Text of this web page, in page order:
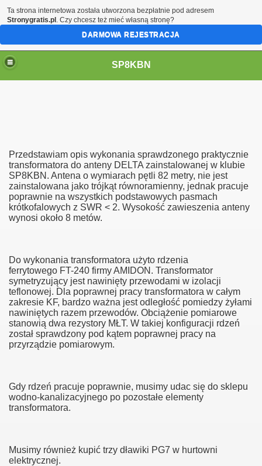
SP8KBN
Przedstawiam opis wykonania sprawdzonego praktycznie
transformatora do anteny DELTA zainstalowanej w klubie
SP8KBN. Antena o wymiarach pętli 82 metry, nie jest
zainstalowana jako trójkąt równoramienny, jednak pracuje
poprawnie na wszystkich podstawowych pasmach
krótkofalowych z SWR < 2. Wysokość zawieszenia anteny
wynosi około 8 metów.
Do wykonania transformatora użyto rdzenia
ferrytowego FT-240 firmy AMIDON. Transformator
symetryzujący jest nawinięty przewodami w izolacji
teflonowej. Dla poprawnej pracy transformatora w całym
zakresie KF, bardzo ważna jest odległość pomiedzy żyłami
nawiniętych razem przewodów. Obciążenie pomiarowe
stanowią dwa rezystory MŁT. W takiej konfiguracji rdzeń
został sprawdzony pod kątem poprawnej pracy na
przyrządzie pomiarowym.
Gdy rdzeń pracuje poprawnie, musimy udac się do sklepu
wodno-kanalizacyjnego po pozostałe elementy
transformatora.
Musimy również kupić trzy dławiki PG7 w hurtowni
elektrycznej.
Ta strona internetowa została utworzona bezpłatnie pod adresem
Stronygratis.pl . Czy chcesz też mieć własną stronę?
DARMOWA REJESTRACJA